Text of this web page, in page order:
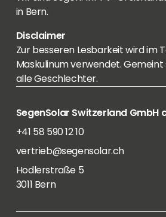
in Bern.
Disclaimer
Zur besseren Lesbarkeit wird im
Maskulinum verwendet.
alle Geschlechter.
SegenSolar Switzerland GmbH
+41 58 590 12 10
vertrieb@segensolar.ch
Hodlerstraße 5
3011 Bern